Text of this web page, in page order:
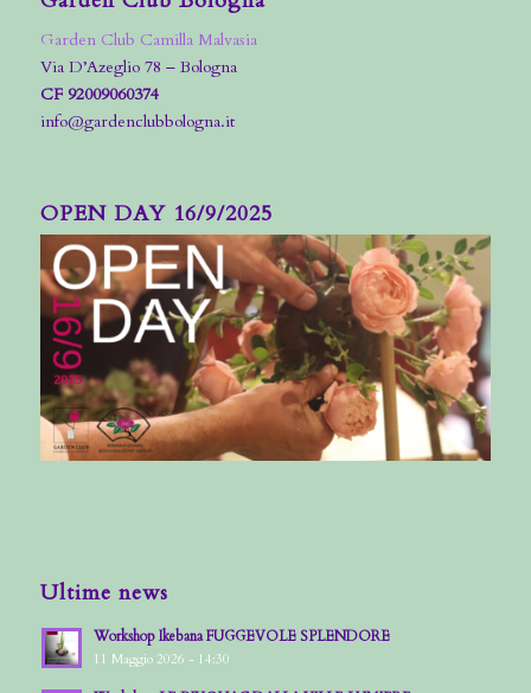
Garden Club Camilla Malvasia
Via D’Azeglio 78 – Bologna
CF 92009060374
info@gardenclubbologna.it
OPEN DAY 16/9/2025
Ultime news
Workshop Ikebana FUGGEVOLE SPLENDORE
11 Maggio 2026 - 14:30